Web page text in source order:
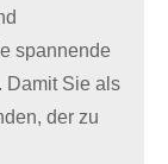
spannende
Damit Sie als
der zu